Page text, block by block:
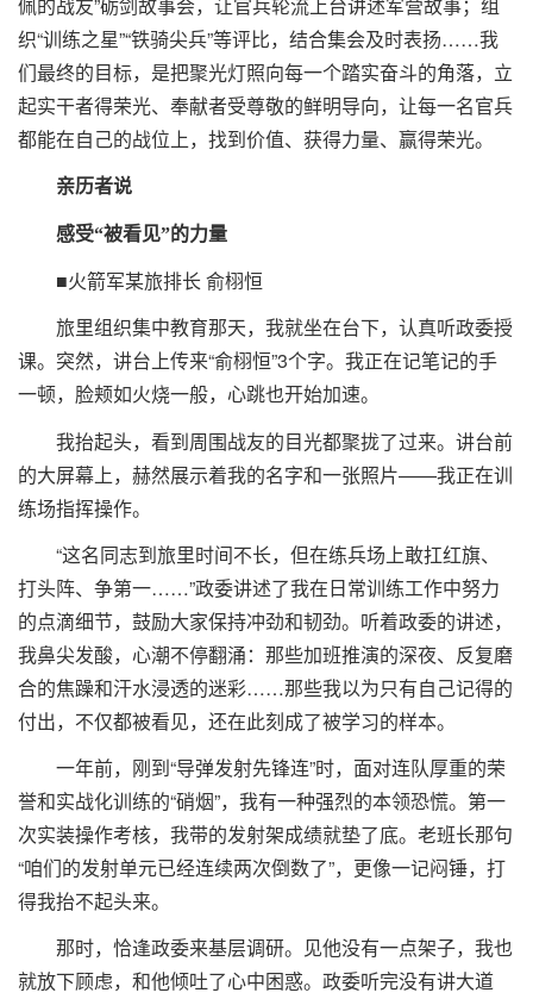
织“训练之星”“铁骑尖兵”等评比，结合集会及时表扬……我
们最终的目标，是把聚光灯照向每一个踏实奋斗的角落，立
起实干者得荣光、奉献者受尊敬的鲜明导向，让每一名官兵
都能在自己的战位上，找到价值、获得力量、赢得荣光。
亲历者说
感受“被看见”的力量
■火箭军某旅排长 俞栩恒
旅里组织集中教育那天，我就坐在台下，认真听政委授
课。突然，讲台上传来“俞栩恒”3个字。我正在记笔记的手
一顿，脸颊如火烧一般，心跳也开始加速。
我抬起头，看到周围战友的目光都聚拢了过来。讲台前
的大屏幕上，赫然展示着我的名字和一张照片——我正在训
练场指挥操作。
“这名同志到旅里时间不长，但在练兵场上敢扛红旗、
打头阵、争第一……”政委讲述了我在日常训练工作中努力
的点滴细节，鼓励大家保持冲劲和韧劲。听着政委的讲述，
我鼻尖发酸，心潮不停翻涌：那些加班推演的深夜、反复磨
合的焦躁和汗水浸透的迷彩……那些我以为只有自己记得的
付出，不仅都被看见，还在此刻成了被学习的样本。
一年前，刚到“导弹发射先锋连”时，面对连队厚重的荣
誉和实战化训练的“硝烟”，我有一种强烈的本领恐慌。第一
次实装操作考核，我带的发射架成绩就垫了底。老班长那句
“咱们的发射单元已经连续两次倒数了”，更像一记闷锤，打
得我抬不起头来。
那时，恰逢政委来基层调研。见他没有一点架子，我也
就放下顾虑，和他倾吐了心中困惑。政委听完没有讲大道